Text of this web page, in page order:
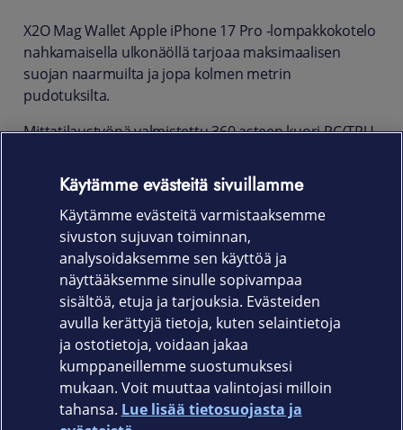
X2O Mag Wallet Apple iPhone 17 Pro -lompakkokotelo
nahkamaisella ulkonäöllä tarjoaa maksimaalisen
suojan naarmuilta ja jopa kolmen metrin
pudotuksilta.
Mittatilaustyönä valmistettu 360 asteen kuori PC/TPU-
Sisältää korttitaskun, jossa RFID-suoja ja voimakas
magneettinen suljin. MagSafe- ja langaton lataus
yhteensopivuus.
Tuotekoodi
10011
Käytämme evästeitä sivuillamme
Käytämme evästeitä varmistaaksemme
sivuston sujuvan toiminnan,
analysoidaksemme sen käyttöä ja
näyttääksemme sinulle sopivampaa
sisältöä, etuja ja tarjouksia. Evästeiden
avulla kerättyjä tietoja, kuten selaintietoja
ja ostotietoja, voidaan jakaa
kumppaneillemme suostumuksesi
mukaan. Voit muuttaa valintojasi milloin
tahansa. Lue lisää tietosuojasta ja